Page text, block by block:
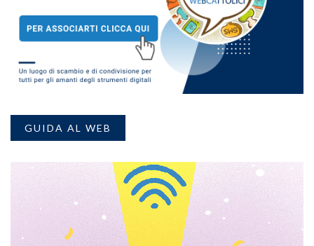
GUIDA AL WEB